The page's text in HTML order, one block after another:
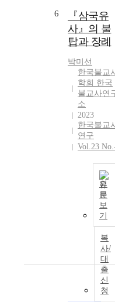
6
『삼국유
사』의 불
탑과 장례
박미선
한국불교
학회 한국
불교사연
소
2023
한국불교
연구
Vol.23
원
문
보
기
복
사/
대
출
신
청